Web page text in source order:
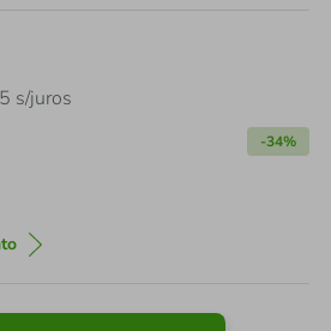
s/juros
-34%